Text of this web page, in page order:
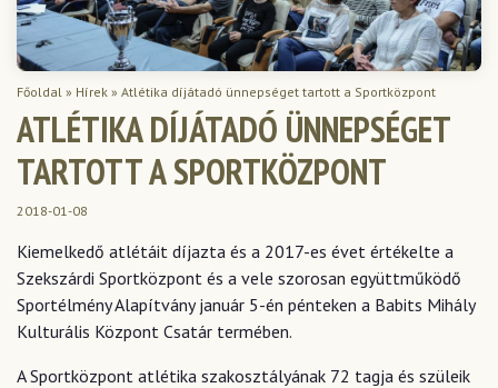
Főoldal » Hírek » Atlétika díjátadó ünnepséget tartott a Sportközpont
ATLÉTIKA DÍJÁTADÓ ÜNNEPSÉGET
TARTOTT A SPORTKÖZPONT
2018-01-08
Kiemelkedő atlétáit díjazta és a 2017-es évet értékelte a
Szekszárdi Sportközpont és a vele szorosan együttműködő
Sportélmény Alapítvány január 5-én pénteken a Babits Mihály
Kulturális Központ Csatár termében.
A Sportközpont atlétika szakosztályának 72 tagja és szüleik